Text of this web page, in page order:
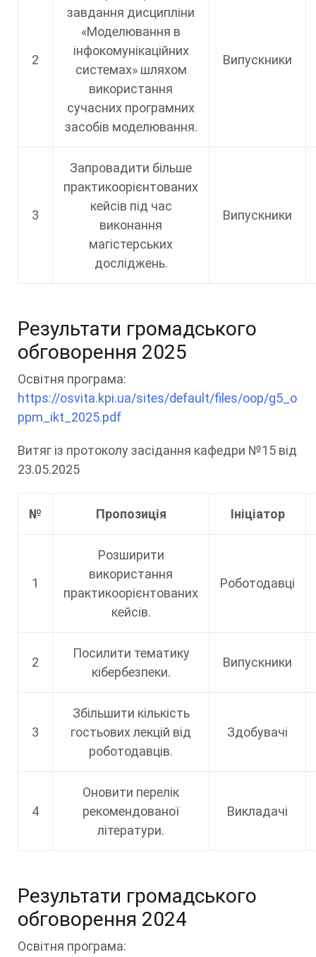
2
завдання дисципліни
«Моделювання в
інфокомунікаційних
системах» шляхом
використання
сучасних програмних
засобів моделювання.
Випускники
3
Запровадити більше
практикоорієнтованих
кейсів під час
виконання
магістерських
досліджень.
Випускники
Результати громадського
обговорення 2025
Освітня програма:
https://osvita.kpi.ua/sites/default/files/oop/g5_o
ppm_ikt_2025.pdf
Витяг із протоколу засідання кафедри №15 від
23.05.2025
№ Пропозиція Ініціатор
1
Розширити
використання
практикоорієнтованих
кейсів.
Роботодавці
2
Посилити тематику
кібербезпеки.
Випускники
3
Збільшити кількість
гостьових лекцій від
роботодавців.
Здобувачі
4
Оновити перелік
рекомендованої
літератури.
Викладачі
Результати громадського
обговорення 2024
Освітня програма: